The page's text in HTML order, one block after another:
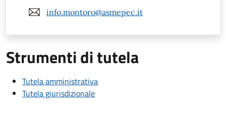
info.montoro@asmepec.it
Strumenti di tutela
Tutela amministrativa
Tutela giurisdizionale